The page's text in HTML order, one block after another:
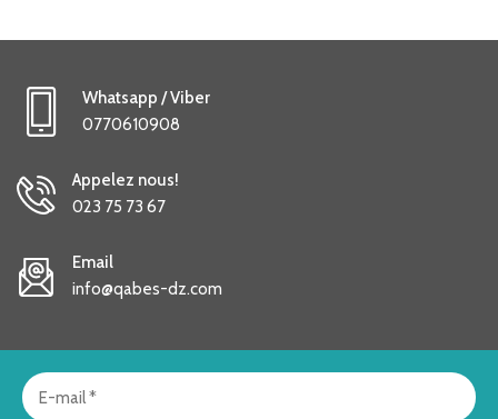
Whatsapp / Viber
0770610908
Appelez nous!
023 75 73 67
Email
info@qabes-dz.com